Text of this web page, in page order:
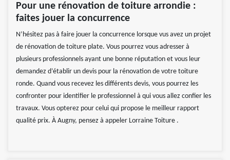
Pour une rénovation de toiture arrondie :
faites jouer la concurrence
N’hésitez pas à faire jouer la concurrence lorsque vus avez un projet
de rénovation de toiture plate. Vous pourrez vous adresser à
plusieurs professionnels ayant une bonne réputation et vous leur
demandez d’établir un devis pour la rénovation de votre toiture
ronde. Quand vous recevez les différents devis, vous pourrez les
confronter pour identifier le professionnel à qui vous allez confier les
travaux. Vous opterez pour celui qui propose le meilleur rapport
qualité prix. À Augny, pensez à appeler Lorraine Toiture .